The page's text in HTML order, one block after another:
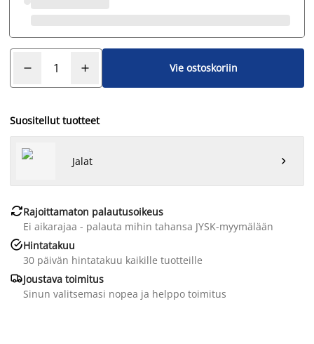
Vie ostoskoriin
Suositellut tuotteet
Jalat 
Rajoittamaton palautusoikeus
Ei aikarajaa - palauta mihin tahansa JYSK-myymälään
Hintatakuu
30 päivän hintatakuu kaikille tuotteille
Joustava toimitus
Sinun valitsemasi nopea ja helppo toimitus